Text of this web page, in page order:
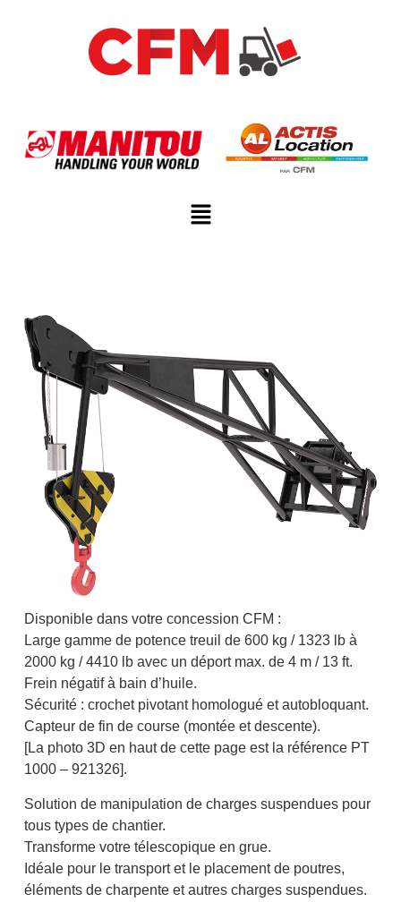
Disponible dans votre concession CFM :
Large gamme de potence treuil de 600 kg / 1323 lb à
2000 kg / 4410 lb avec un déport max. de 4 m / 13 ft.
Frein négatif à bain d’huile.
Sécurité : crochet pivotant homologué et autobloquant.
Capteur de fin de course (montée et descente).
[La photo 3D en haut de cette page est la référence PT
1000 – 921326].
Solution de manipulation de charges suspendues pour
tous types de chantier.
Transforme votre télescopique en grue.
Idéale pour le transport et le placement de poutres,
éléments de charpente et autres charges suspendues.